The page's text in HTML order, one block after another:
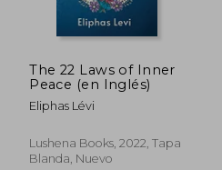
The 22 Laws of Inner
Peace (en Inglés)
Eliphas Lévi
Lushena Books, 2022, Tapa
Blanda, Nuevo